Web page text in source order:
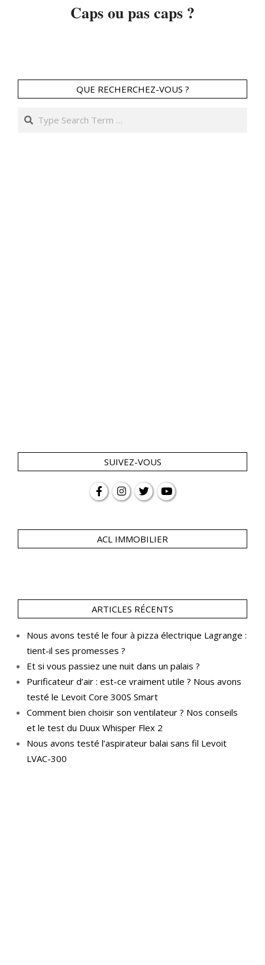
Caps ou pas caps ?
QUE RECHERCHEZ-VOUS ?
Search
SUIVEZ-VOUS
ACL IMMOBILIER
ARTICLES RÉCENTS
Nous avons testé le four à pizza électrique Lagrange :
tient-il ses promesses ?
Et si vous passiez une nuit dans un palais ?
Purificateur d’air : est-ce vraiment utile ? Nous avons
testé le Levoit Core 300S Smart
Comment bien choisir son ventilateur ? Nos conseils
et le test du Duux Whisper Flex 2
Nous avons testé l’aspirateur balai sans fil Levoit
LVAC-300